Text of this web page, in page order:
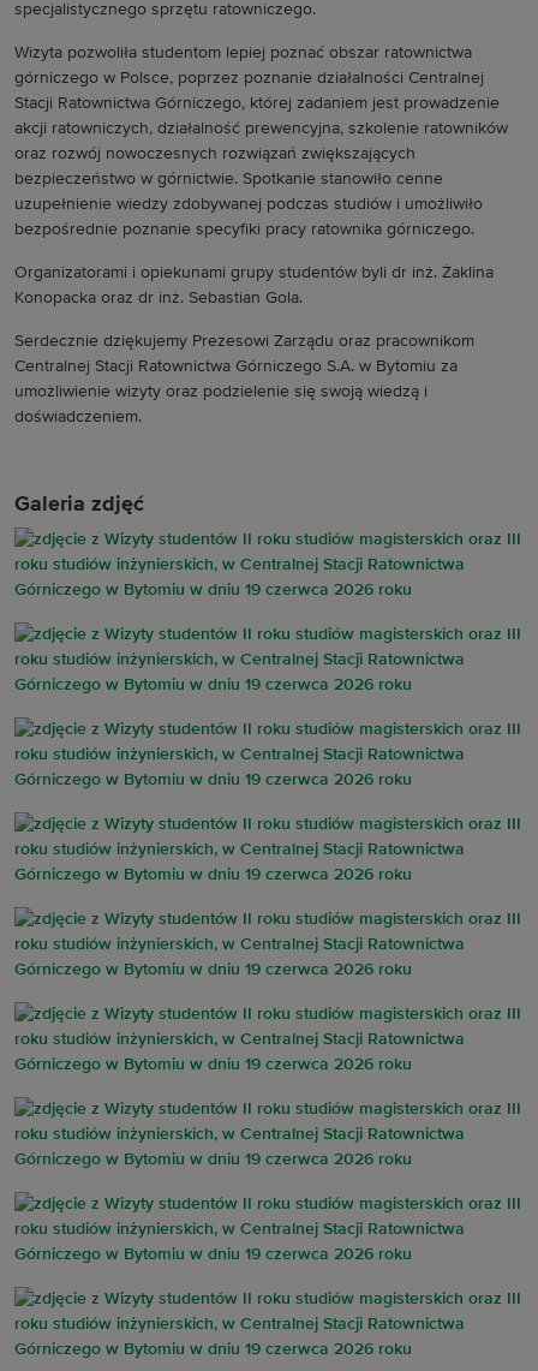
specjalistycznego sprzętu ratowniczego.
Wizyta pozwoliła studentom lepiej poznać obszar ratownictwa
górniczego w Polsce, poprzez poznanie działalności Centralnej
Stacji Ratownictwa Górniczego, której zadaniem jest prowadzenie
akcji ratowniczych, działalność prewencyjna, szkolenie ratowników
oraz rozwój nowoczesnych rozwiązań zwiększających
bezpieczeństwo w górnictwie. Spotkanie stanowiło cenne
uzupełnienie wiedzy zdobywanej podczas studiów i umożliwiło
bezpośrednie poznanie specyfiki pracy ratownika górniczego.
Organizatorami i opiekunami grupy studentów byli dr inż. Żaklina
Konopacka oraz dr inż. Sebastian Gola.
Serdecznie dziękujemy Prezesowi Zarządu oraz pracownikom
Centralnej Stacji Ratownictwa Górniczego S.A. w Bytomiu za
umożliwienie wizyty oraz podzielenie się swoją wiedzą i
doświadczeniem.
Galeria zdjęć